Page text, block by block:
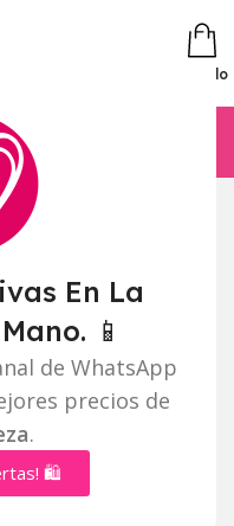
En La
📱
de WhatsApp
precios de
.
🛍️
Pedido
DE COCO 1.000ML
DE COCO